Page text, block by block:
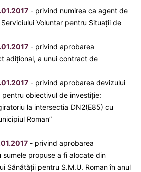
- privind numirea ca agent de
Voluntar pentru Situații de
- privind aprobarea
adițional, a unui contract de
- privind aprobarea devizului
obiectivul de investiţie:
la intersectia DN2(E85) cu
Roman”
- privind aprobarea
propuse a fi alocate din
Sănătăţii pentru S.M.U. Roman în anul